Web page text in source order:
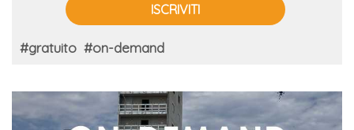
ISCRIVITI
#gratuito #on-demand